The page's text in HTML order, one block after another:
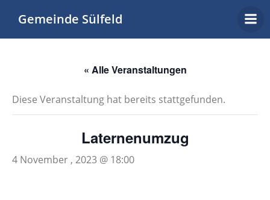
springen
Gemeinde Sülfeld
« Alle Veranstaltungen
Diese Veranstaltung hat bereits stattgefunden.
Laternenumzug
4 November , 2023 @ 18:00